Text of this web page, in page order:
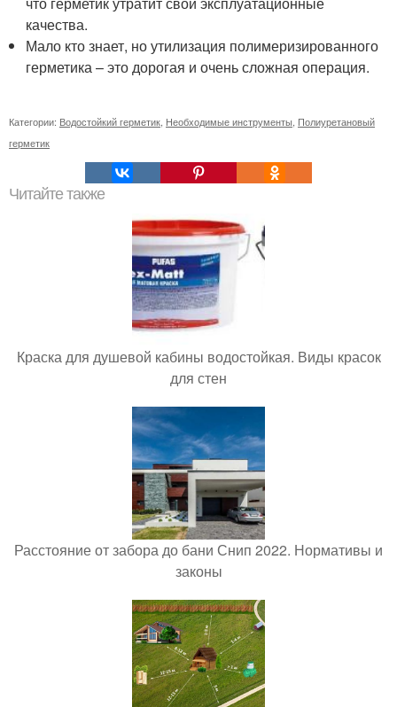
качества.
Мало кто знает, но утилизация полимеризированного
герметика – это дорогая и очень сложная операция.
Категории: Водостойкий герметик Необходимые инструменты Полиуретановый
герметик
Читайте также
Краска для душевой кабины водостойкая. Виды красок
для стен
Расстояние от забора до бани Снип 2022. Нормативы и
законы